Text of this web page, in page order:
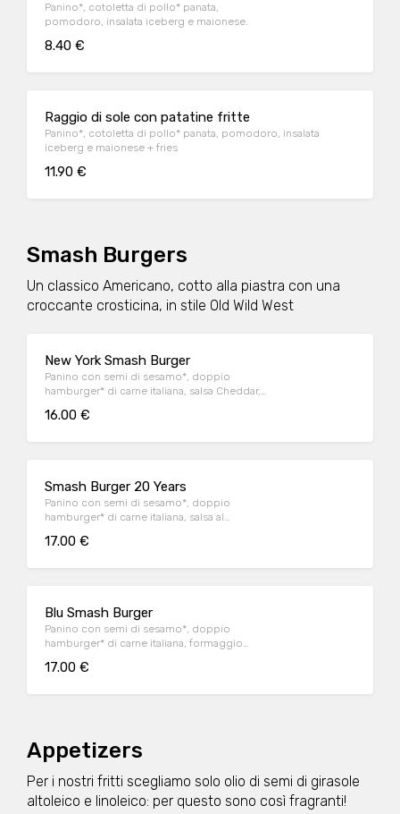
Panino*, cotoletta di pollo* panata,
pomodoro, insalata iceberg e maionese.
8.40 €
Raggio di sole con patatine fritte
Panino*, cotoletta di pollo* panata, pomodoro, insalata
iceberg e maionese + fries
11.90 €
Smash Burgers
Un classico Americano, cotto alla piastra con una
croccante crosticina, in stile Old Wild West
New York Smash Burger
Panino con semi di sesamo*, doppio
hamburger* di carne italiana, salsa Cheddar,
iceberg e cetriolini, accompagnato da
16.00 €
Smash Burger 20 Years
Panino con semi di sesamo*, doppio
hamburger* di carne italiana, salsa al
insalata iceberg, salsa maionese senapata
17.00 €
Blu Smash Burger
Panino con semi di sesamo*, doppio
hamburger* di carne italiana, formaggio
insalata iceberg, servito con patate* Fries e
17.00 €
Appetizers
Per i nostri fritti scegliamo solo olio di semi di girasole
altoleico e linoleico: per questo sono così fragranti!